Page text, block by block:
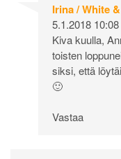
Irina / White
5.1.2018 10:08
Kiva kuulla,
toisten
siksi, että
🙂
Vastaa